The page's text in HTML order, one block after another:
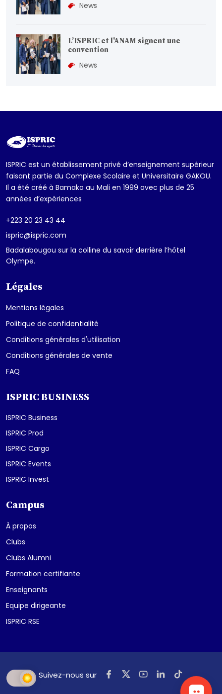
News
L’ISPRIC et l'ANAM signent une
convention
News
ISPRIC est un établissement privé d’enseignement supérieur
faisant partie du Complexe Scolaire et Universitaire GAKOU.
Il a été créé à Bamako au Mali en 1999 avec plus de 25
années d’expériences
+223 20 23 43 44
ispric@ispric.com
Badalabougou sur la colline du savoir derrière l’hôtel
Olympe.
Légales
Mentions légales
Politique de confidentialité
Conditions générales d'utilisation
Conditions générales de vente
FAQ
ISPRIC BUSINESS
ISPRIC Business
ISPRIC Prod
ISPRIC Cargo
ISPRIC Events
ISPRIC Invest
Campus
À propos
Clubs
Clubs Alumni
Formation certifiante
Enseignants
Equipe dirigeante
ISPRIC RSE
Suivez-nous sur